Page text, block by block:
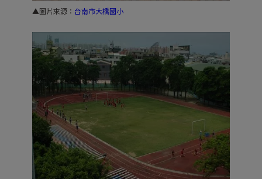
▲圖片來源： 台南市大橋國小